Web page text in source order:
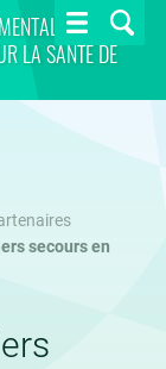
LA SANTÉ DE
secours en